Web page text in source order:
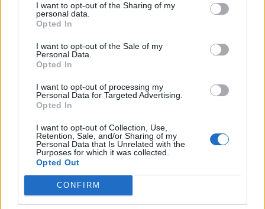
I want to opt-out of the Sharing of my
personal data.
Opted In
I want to opt-out of the Sale of my
Personal Data.
Opted In
I want to opt-out of processing my
Personal Data for Targeted Advertising.
Opted In
I want to opt-out of Collection, Use,
Retention, Sale, and/or Sharing of my
Personal Data that Is Unrelated with the
Purposes for which it was collected.
Opted Out
CONFIRM
μέσω της υπολογισμένης χρήσης της γλώσσας
ατελώς, ένα όραμα για την αλήθεια και την
ουσιαστική προϋπόθεση της ανθρώπινης
ύπαρξης.